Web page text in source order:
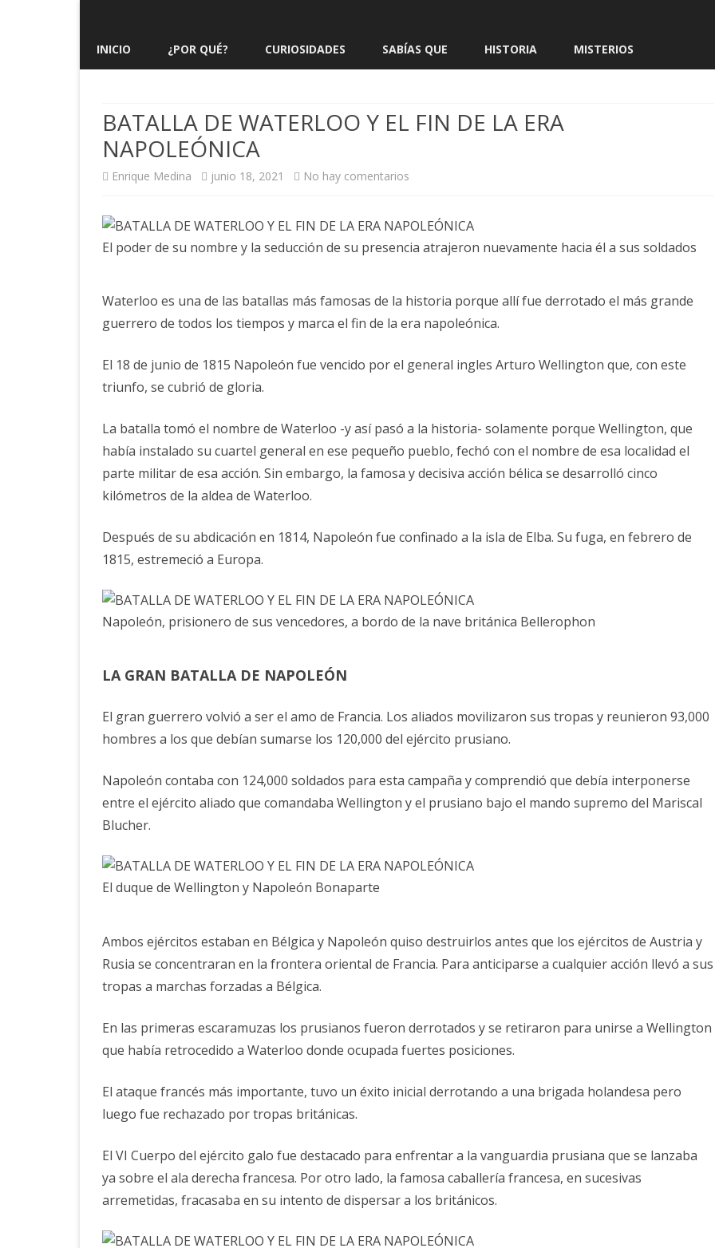
contenido
INICIO ¿POR QUÉ? CURIOSIDADES SABÍAS QUE HISTORIA MISTERIOS
BATALLA DE WATERLOO Y EL FIN DE LA ERA
NAPOLEÓNICA
Enrique Medina junio 18, 2021 No hay comentarios
DE
WATERLOO
DE
ERA
NAPOLEÓNICA
El poder de su nombre y la seducción de su presencia atrajeron nuevamente hacia él a sus soldados
Waterloo es una de las batallas más famosas de la historia porque allí fue derrotado el más grande
guerrero de todos los tiempos y marca el fin de la era napoleónica.
El 18 de junio de 1815 Napoleón fue vencido por el general ingles Arturo Wellington que, con este
triunfo, se cubrió de gloria.
La batalla tomó el nombre de Waterloo -y así pasó a la historia- solamente porque Wellington, que
había instalado su cuartel general en ese pequeño pueblo, fechó con el nombre de esa localidad el
parte militar de esa acción. Sin embargo, la famosa y decisiva acción bélica se desarrolló cinco
kilómetros de la aldea de Waterloo.
Después de su abdicación en 1814, Napoleón fue confinado a la isla de Elba. Su fuga, en febrero de
1815, estremeció a Europa.
Napoleón, prisionero de sus vencedores, a bordo de la nave británica Bellerophon
LA GRAN BATALLA DE NAPOLEÓN
El gran guerrero volvió a ser el amo de Francia. Los aliados movilizaron sus tropas y reunieron 93,000
hombres a los que debían sumarse los 120,000 del ejército prusiano.
Napoleón contaba con 124,000 soldados para esta campaña y comprendió que debía interponerse
entre el ejército aliado que comandaba Wellington y el prusiano bajo el mando supremo del Mariscal
Blucher.
El duque de Wellington y Napoleón Bonaparte
Ambos ejércitos estaban en Bélgica y Napoleón quiso destruirlos antes que los ejércitos de Austria y
Rusia se concentraran en la frontera oriental de Francia. Para anticiparse a cualquier acción llevó a sus
tropas a marchas forzadas a Bélgica.
En las primeras escaramuzas los prusianos fueron derrotados y se retiraron para unirse a Wellington
que había retrocedido a Waterloo donde ocupada fuertes posiciones.
El ataque francés más importante, tuvo un éxito inicial derrotando a una brigada holandesa pero
luego fue rechazado por tropas británicas.
El VI Cuerpo del ejército galo fue destacado para enfrentar a la vanguardia prusiana que se lanzaba
ya sobre el ala derecha francesa. Por otro lado, la famosa caballería francesa, en sucesivas
arremetidas, fracasaba en su intento de dispersar a los británicos.